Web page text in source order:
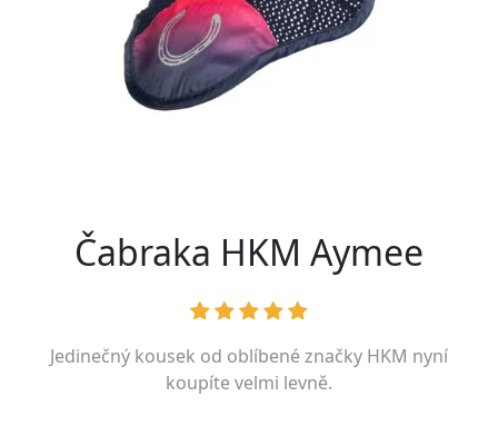
Čabraka HKM Aymee
Jedinečný kousek od oblíbené značky HKM nyní
koupíte velmi levně.